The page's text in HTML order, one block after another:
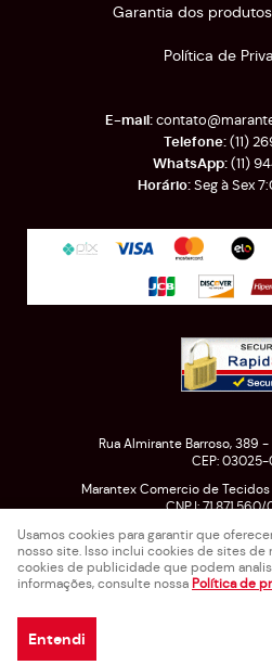
Garantia dos produtos
Política de
(11)
(11)
Seg à Sex
Rua Almirante Barroso, 389 -
CEP:
Marantex Comercio de Tecidos
CNPJ:
LOJA VIRTUAL
Usamos cookies para garantir que
nosso site. Isso inclui cookies de sites de
cookies de publicidade que podem
informações, consulte nossa Política de
Entendi